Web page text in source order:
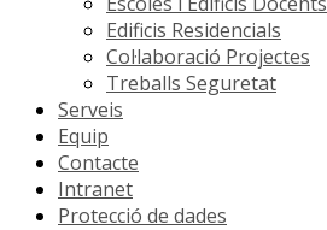
Edificis Residencials
Col·laboració Projectes
Treballs Seguretat
Serveis
Equip
Contacte
Intranet
Protecció de dades